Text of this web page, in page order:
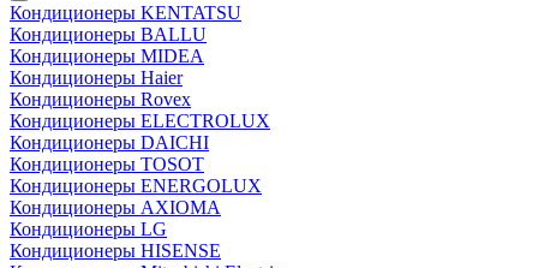
Кондиционеры KENTATSU
Кондиционеры BALLU
Кондиционеры MIDEA
Кондиционеры Haier
Кондиционеры Rovex
Кондиционеры ELECTROLUX
Кондиционеры DAICHI
Кондиционеры TOSOT
Кондиционеры ENERGOLUX
Кондиционеры AXIOMA
Кондиционеры LG
Кондиционеры HISENSE